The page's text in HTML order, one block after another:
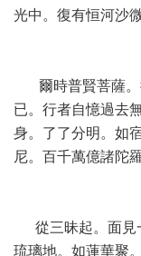
光中。復有恒河沙
爾時普賢菩薩。
已。行者自憶過去
身。了了分明。如
尼。百千萬億諸陀
從三昧起。面見
琉璃地。如蓮華聚